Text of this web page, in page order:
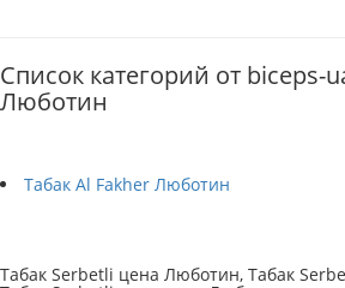
Список категорий от biceps-
Люботин
Табак Al Fakher Люботин
Табак Serbetli цена Люботин, Табак